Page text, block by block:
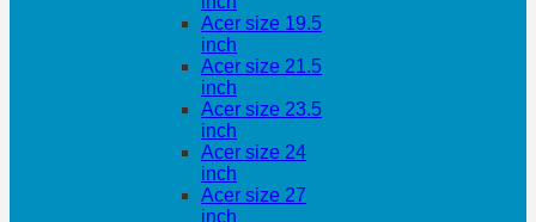
Acer size 19.5
inch
Acer size 21.5
inch
Acer size 23.5
inch
Acer size 24
inch
Acer size 27
inch